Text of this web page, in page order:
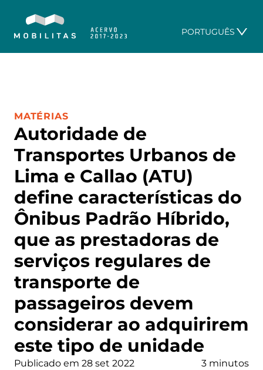
PORTUGUÊS
Autoridade de
Transportes Urbanos de
Lima e Callao (ATU)
define características do
Ônibus Padrão Híbrido,
que as prestadoras de
serviços regulares de
transporte de
passageiros devem
considerar ao adquirirem
este tipo de unidade
CATEGORIA:
MATÉRIAS
Publicado em 28 set 2022 3 minutos